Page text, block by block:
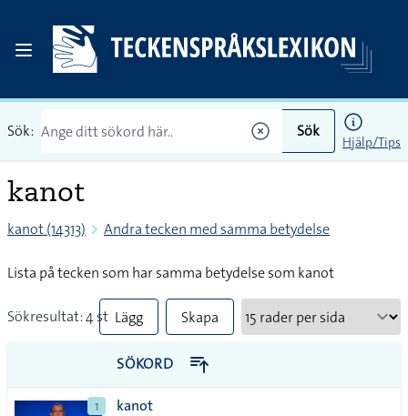
Sök: Sök
Hjälp/Tips
kanot
kanot (14313) Andra tecken med samma betydelse
Lista på tecken som har samma betydelse som kanot
Sökresultat: 4 st Lägg
till
alla i
Skapa
PDF
SÖKORD
1 kanot